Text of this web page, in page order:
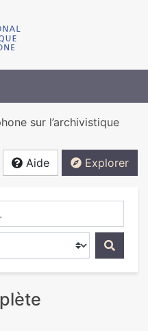
sur l’archivistique
Aide Explorer